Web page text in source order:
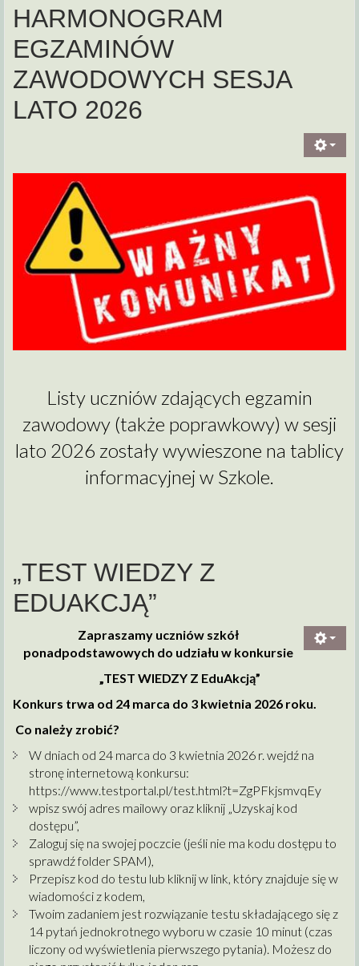
HARMONOGRAM
EGZAMINÓW
ZAWODOWYCH SESJA
LATO 2026
Listy uczniów zdających egzamin
zawodowy (także poprawkowy) w sesji
lato 2026 zostały wywieszone na tablicy
informacyjnej w Szkole.
„TEST WIEDZY Z
EDUAKCJĄ”
Zapraszamy uczniów szkół
ponadpodstawowych do udziału w konkursie
„TEST WIEDZY Z EduAkcją”
Konkurs trwa od 24 marca do 3 kwietnia 2026 roku.
Co należy zrobić?
W dniach od 24 marca do 3 kwietnia 2026 r. wejdź na
stronę internetową konkursu:
https://www.testportal.pl/test.html?t=ZgPFkjsmvqEy
wpisz swój adres mailowy oraz kliknij „Uzyskaj kod
dostępu”,
Zaloguj się na swojej poczcie (jeśli nie ma kodu dostępu to
sprawdź folder SPAM),
Przepisz kod do testu lub kliknij w link, który znajduje się w
wiadomości z kodem,
Twoim zadaniem jest rozwiązanie testu składającego się z
14 pytań jednokrotnego wyboru w czasie 10 minut (czas
liczony od wyświetlenia pierwszego pytania). Możesz do